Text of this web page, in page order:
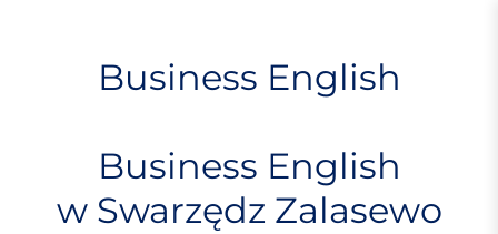
Business English
Business English
w Swarzędz Zalasewo